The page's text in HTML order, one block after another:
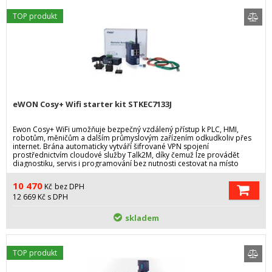
eWON Cosy+ Wifi starter kit STKEC7133J
Ewon Cosy+ WiFi umožňuje bezpečný vzdálený přístup k PLC, HMI,
robotům, měničům a dalším průmyslovým zařízením odkudkoliv přes
internet. Brána automaticky vytváří šifrované VPN spojení
prostřednictvím cloudové služby Talk2M, díky čemuž lze provádět
diagnostiku, servis i programování bez nutnosti cestovat na místo
instalace.
10 470 Kč bez DPH
12 669 Kč s DPH
TOP produkt
skladem
TOP produkt